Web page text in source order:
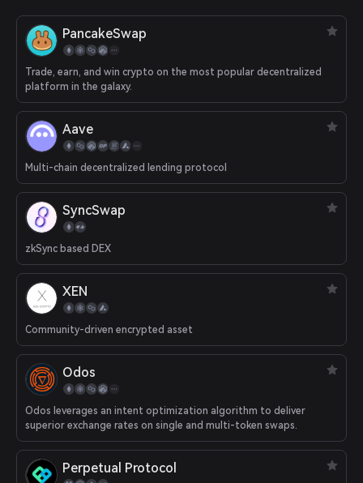
हिन्दी
Español
Português (Brasil)
Español (Argentina)
PancakeSwap
Trade, earn, and win crypto on the most popular decentralized
platform in the galaxy.
Aave
Multi-chain decentralized lending protocol
SyncSwap
zkSync based DEX
XEN
Community-driven encrypted asset
Odos
Odos leverages an intent optimization algorithm to deliver
superior exchange rates on single and multi-token swaps.
Perpetual Protocol